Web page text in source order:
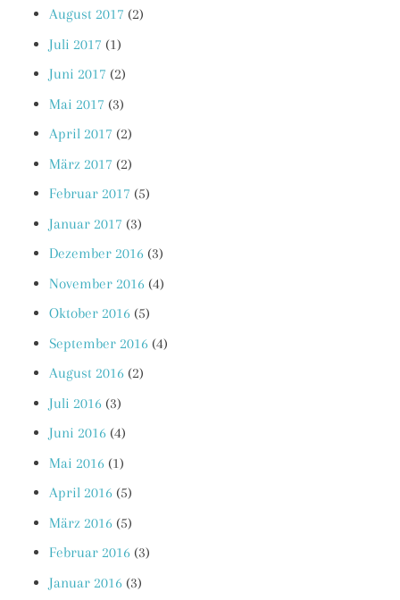
August 2017 (2)
Juli 2017 (1)
Juni 2017 (2)
Mai 2017 (3)
April 2017 (2)
März 2017 (2)
Februar 2017 (5)
Januar 2017 (3)
Dezember 2016 (3)
November 2016 (4)
Oktober 2016 (5)
September 2016 (4)
August 2016 (2)
Juli 2016 (3)
Juni 2016 (4)
Mai 2016 (1)
April 2016 (5)
März 2016 (5)
Februar 2016 (3)
Januar 2016 (3)